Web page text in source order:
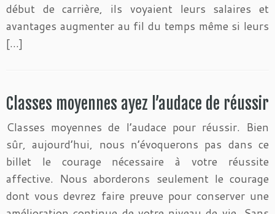
début de carrière, ils voyaient leurs salaires et
avantages augmenter au fil du temps même si leurs
[…]
Classes moyennes ayez l’audace de réussir
Classes moyennes de l’audace pour réussir. Bien
sûr, aujourd’hui, nous n’évoquerons pas dans ce
billet le courage nécessaire à votre réussite
affective. Nous aborderons seulement le courage
dont vous devrez faire preuve pour conserver une